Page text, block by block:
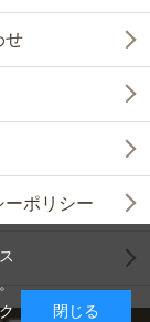
せ
ーポリシー
閉じる